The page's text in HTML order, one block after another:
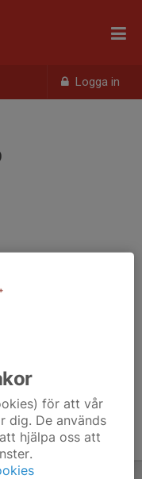
Logga in
för att vår
dig. De används
hjälpa oss att